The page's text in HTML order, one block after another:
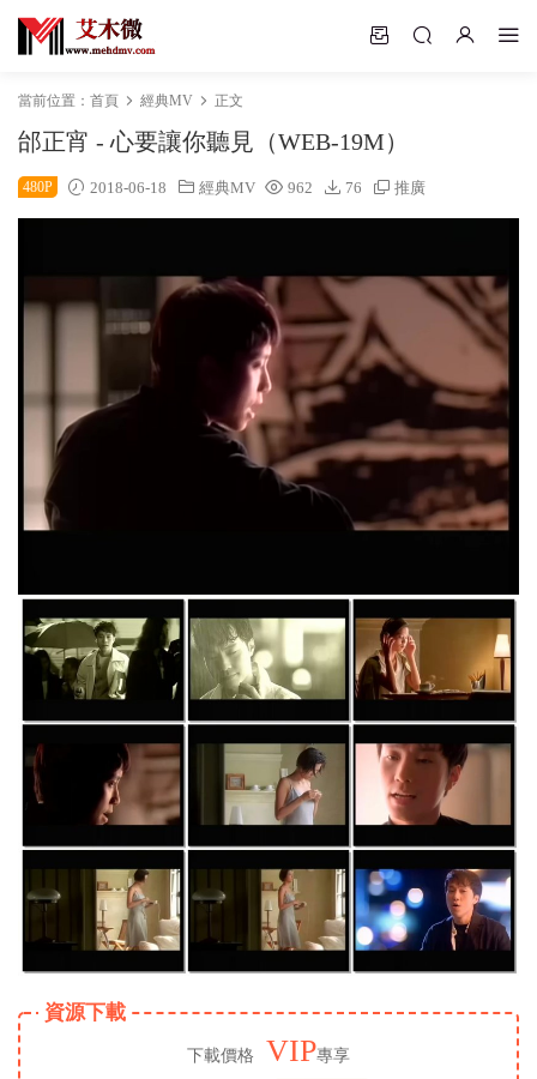
當前位置： 首頁 經典MV 正文
邰正宵 - 心要讓你聽見（WEB-19M）
480P 2018-06-18 經典MV 962 76 推廣
資源下載
下載價格 VIP專享